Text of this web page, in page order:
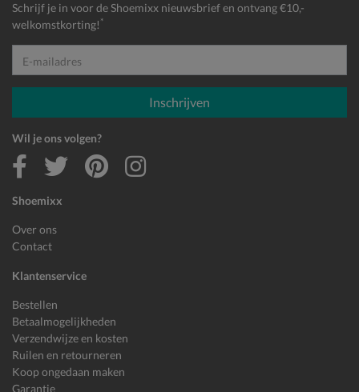
Shoemixx
Over ons
Contact
Klantenservice
Bestellen
Betaalmogelijkheden
Verzendwijze en kosten
Ruilen en retourneren
Koop ongedaan maken
Garantie
Schrijf je in voor de Shoemixx nieuwsbrief en ontvang €10,-
welkomstkorting! *
E-mailadres
Inschrijven
Wil je ons volgen?